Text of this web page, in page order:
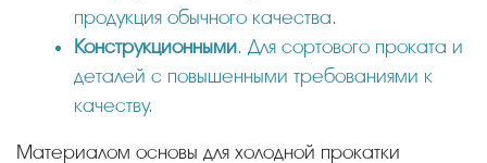
продукция обычного качества.
Конструкционными. Для сортового проката и
деталей с повышенными требованиями к
качеству.
Материалом основы для холодной прокатки